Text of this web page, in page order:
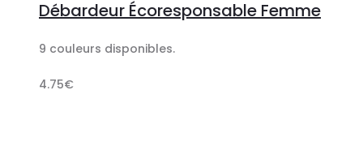
panier
Débardeur Écoresponsable Femme
9 couleurs disponibles.
4.75€